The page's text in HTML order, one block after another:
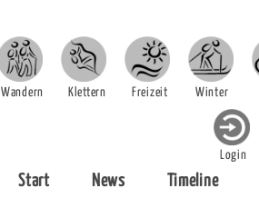
Wandern Klettern Freizeit Winter
Login
Start News Timeline